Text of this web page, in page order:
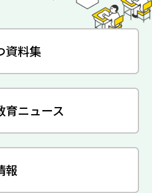
資料集
育ニュース
報